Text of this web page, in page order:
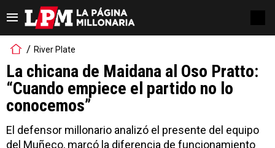
River Plate
La chicana de Maidana al Oso Pratto:
“Cuando empiece el partido no lo
conocemos”
El defensor millonario analizó el presente del equipo
del Muñeco, marcó la diferencia de funcionamiento